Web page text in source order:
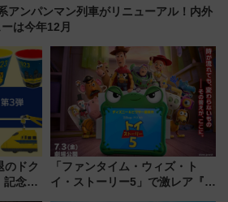
アンパンマン列車がリニューアル！内外
は今年12月
のドク
記念グ
「ファンタイム・ウィズ・ト
イ・ストーリー5」で激レア『ロ